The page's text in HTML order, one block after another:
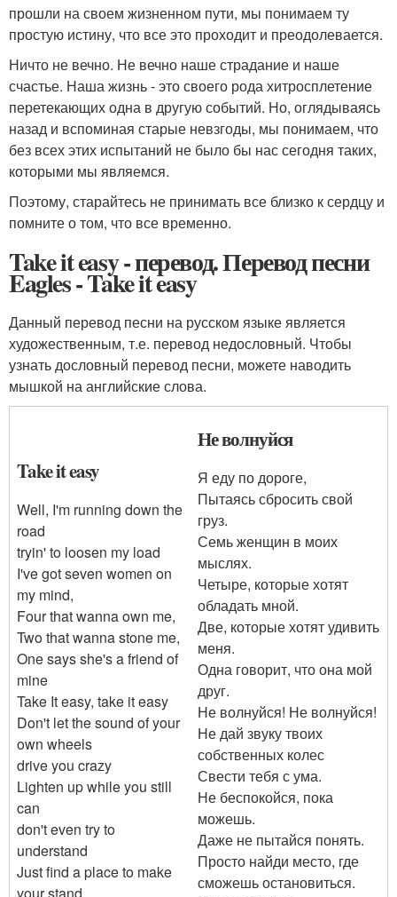
прошли на своем жизненном пути, мы понимаем ту
простую истину, что все это проходит и преодолевается.
Ничто не вечно. Не вечно наше страдание и наше
счастье. Наша жизнь - это своего рода хитросплетение
перетекающих одна в другую событий. Но, оглядываясь
назад и вспоминая старые невзгоды, мы понимаем, что
без всех этих испытаний не было бы нас сегодня таких,
которыми мы являемся.
Поэтому, старайтесь не принимать все близко к сердцу и
помните о том, что все временно.
Take it easy - перевод. Перевод песни
Eagles - Take it easy
Данный перевод песни на русском языке является
художественным, т.е. перевод недословный. Чтобы
узнать дословный перевод песни, можете наводить
мышкой на английские слова.
Take it easy
Well, I'm running down the
road
tryin' to loosen my load
I've got seven women on
my mind,
Four that wanna own me,
Two that wanna stone me,
One says she's a friend of
mine
Take It easy, take it easy
Don't let the sound of your
own wheels
drive you crazy
Lighten up while you still
can
don't even try to
understand
Just find a place to make
Не волнуйся
Я еду по дороге,
Пытаясь сбросить свой
груз.
Семь женщин в моих
мыслях.
Четыре, которые хотят
обладать мной.
Две, которые хотят удивить
меня.
Одна говорит, что она мой
друг.
Не волнуйся! Не волнуйся!
Не дай звуку твоих
собственных колес
Свести тебя с ума.
Не беспокойся, пока
можешь.
Даже не пытайся понять.
Просто найди место, где
сможешь остановиться.